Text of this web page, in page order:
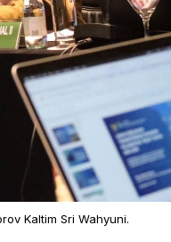
Kaltim Sri Wahyuni.